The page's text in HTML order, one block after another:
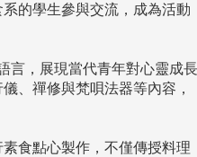
的學生參與交流，成為活動
言，展現當代青年對心靈成長
、禪修與梵唄法器等內容，
食點心製作，不僅傳授料理